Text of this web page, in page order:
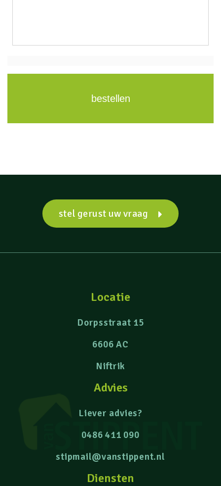
bestellen
stel gerust uw vraag
Locatie
Dorpsstraat 15
6606 AC
Niftrik
Advies
Liever advies?
0486 411 090
stipmail@vanstippent.nl
Diensten